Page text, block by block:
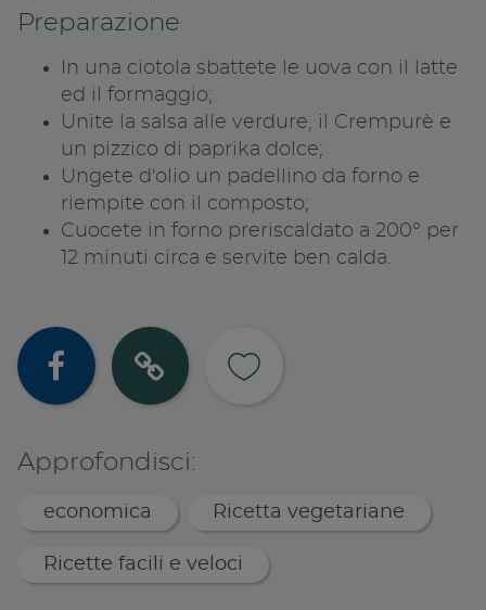
Preparazione
In una ciotola sbattete le uova con il latte
ed il formaggio;
Unite la salsa alle verdure, il Crempurè e
un pizzico di paprika dolce;
Ungete d'olio un padellino da forno e
riempite con il composto;
Cuocete in forno preriscaldato a 200° per
12 minuti circa e servite ben calda.
Condividi
Copia
Approfondisci:
economica Ricetta vegetariane
Ricette facili e veloci